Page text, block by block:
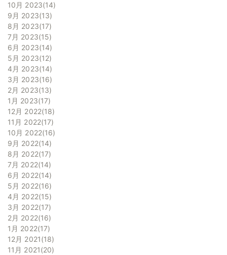
10月 2023 14
9月 2023 13
8月 2023 17
7月 2023 15
6月 2023 14
5月 2023 12
4月 2023 14
3月 2023 16
2月 2023 13
1月 2023 17
12月 2022 18
11月 2022 17
10月 2022 16
9月 2022 14
8月 2022 17
7月 2022 14
6月 2022 14
5月 2022 16
4月 2022 15
3月 2022 17
2月 2022 16
1月 2022 17
12月 2021 18
11月 2021 20